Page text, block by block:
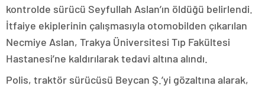
kontrolde sürücü Seyfullah Aslan’ın öldüğü belirlendi.
İtfaiye ekiplerinin çalışmasıyla otomobilden çıkarılan
Necmiye Aslan, Trakya Üniversitesi Tıp Fakültesi
Hastanesi’ne kaldırılarak tedavi altına alındı.
Polis, traktör sürücüsü Beycan Ş.’yi gözaltına alarak,